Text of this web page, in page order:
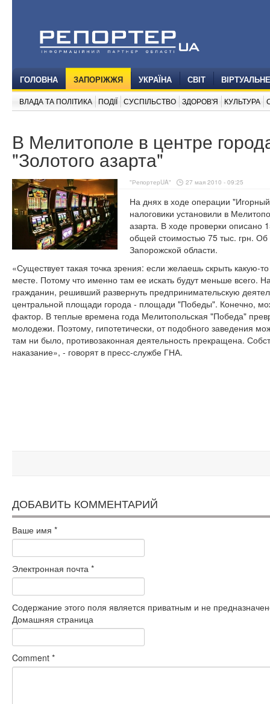
ГОЛОВНА ЗАПОРІЖЖЯ УКРАЇНА СВІТ
ВЛАДА ТА ПОЛІТИКА ПОДІЇ СУСПІЛЬСТВО ЗДОРОВ'Я КУЛЬТУРА
В Мелитополе в центре
"Золотого азарта"
"РепортерUA" 27 мая 2010 - 09:25
На днях в ходе операции
налоговики установили в
азарта. В ходе проверки описано
общей стоимостью 75 тыс. грн.
Запорожской области.
«Существует такая точка зрения: если желаешь скрыть какую-
месте. Потому что именно там ее искать будут меньше всего.
гражданин, решивший развернуть предпринимательскую
центральной площади города - площади "Победы". Конечно,
фактор. В теплые времена года Мелитопольская "Победа"
молодежи. Поэтому, гипотетически, от подобного заведения
там ни было, противозаконная деятельность прекращена.
наказание», - говорят в пресс-службе ГНА.
ДОБАВИТЬ КОММЕНТАРИЙ
Ваше имя *
Электронная почта *
Содержание этого поля является приватным и не
Домашняя страница
Comment *